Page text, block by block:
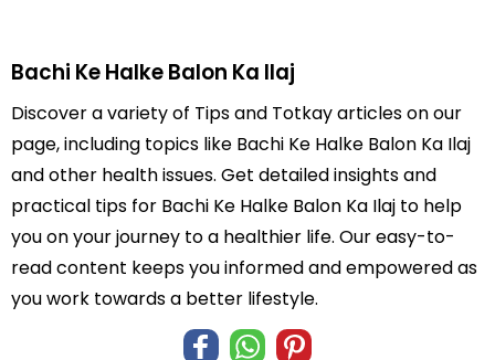
Bachi Ke Halke Balon Ka Ilaj
Discover a variety of Tips and Totkay articles on our
page, including topics like Bachi Ke Halke Balon Ka Ilaj
and other health issues. Get detailed insights and
practical tips for Bachi Ke Halke Balon Ka Ilaj to help
you on your journey to a healthier life. Our easy-to-
read content keeps you informed and empowered as
you work towards a better lifestyle.